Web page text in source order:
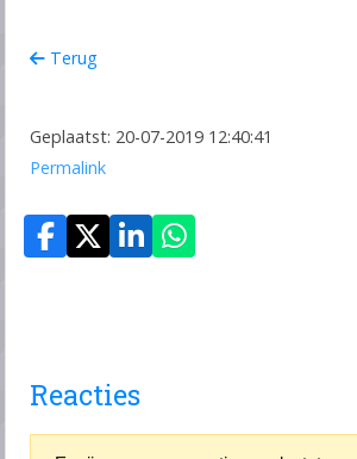
Terug
Geplaatst: 20-07-2019 12:40:41
Permalink
Reacties